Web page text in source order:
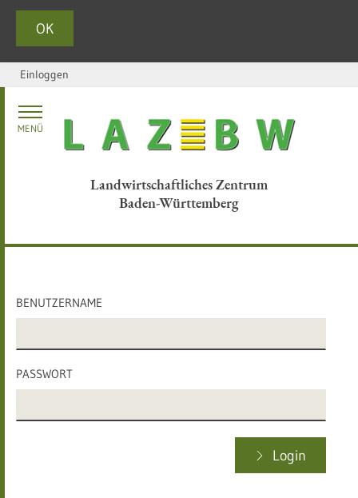
OK
Zum Inhalt springen
Einloggen
Landwirtschaftliches Zentrum
Baden-Württemberg
MENÜ
BENUTZERNAME
PASSWORT
Login